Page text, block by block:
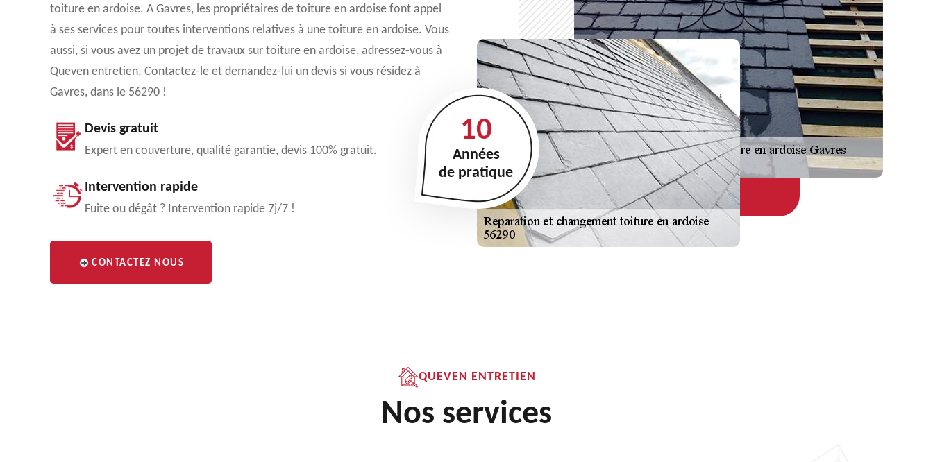
toiture en ardoise. A Gavres, les propriétaires de toiture en ardoise font appel
à ses services pour toutes interventions relatives à une toiture en ardoise. Vous
aussi, si vous avez un projet de travaux sur toiture en ardoise, adressez-vous à
Queven entretien. Contactez-le et demandez-lui un devis si vous résidez à
Gavres, dans le 56290 !
Devis gratuit
Expert en couverture, qualité garantie, devis 100% gratuit.
Intervention rapide
Fuite ou dégât ? Intervention rapide 7j/7 !
CONTACTEZ NOUS
10
Années
de pratique
QUEVEN ENTRETIEN
Nos services